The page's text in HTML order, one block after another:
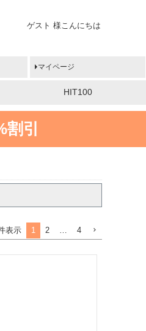
ゲスト 様こんにちは
マイページ
HIT100
引
表示 1 2 4